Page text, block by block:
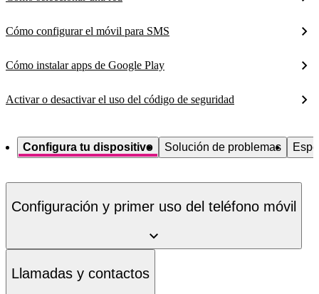
Cómo configurar el móvil para SMS
Cómo instalar apps de Google Play
Activar o desactivar el uso del código de seguridad
Configura tu dispositivo Solución de problemas
Configuración y primer uso del teléfono móvil
Llamadas y contactos